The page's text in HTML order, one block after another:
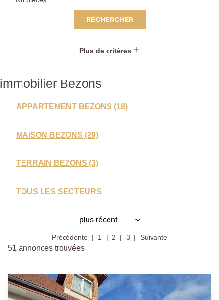
RECHERCHER
Plus de critères
immobilier Bezons
APPARTEMENT BEZONS (18)
MAISON BEZONS (29)
TERRAIN BEZONS (3)
TOUS LES SECTEURS
Précédente 1 2 3 Suivante
51 annonces trouvées